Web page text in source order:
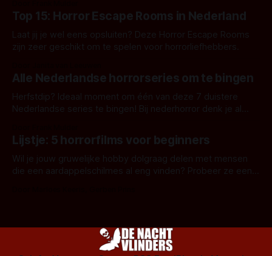
Top 15: Horror Escape Rooms in Nederland
Laat jij je wel eens opsluiten? Deze Horror Escape Rooms
zijn zeer geschikt om te spelen voor horrorliefhebbers.
Alle Nederlandse horrorseries om te bingen
Herfstdip? Ideaal moment om één van deze 7 duistere
Nederlandse series te bingen! Bij nederhorror denk je al
Amsterdamned of The Johnsons. Maar Nederlandse horror
is niet beperkt tot films. Hier een aantal Nederlandse tv-
series uit het duistere of horrorgenre. Als
Lijstje: 5 horrorfilms voor beginners
Wil je jouw gruwelijke hobby dolgraag delen met mensen
die een aardappelschilmes al eng vinden? Probeer ze eens